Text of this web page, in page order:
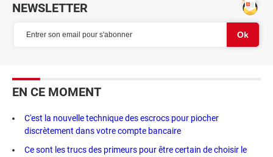
NEWSLETTER
EN CE MOMENT
C'est la nouvelle technique des escrocs pour piocher
discrètement dans votre compte bancaire
Ce sont les trucs des primeurs pour être certain de choisir le